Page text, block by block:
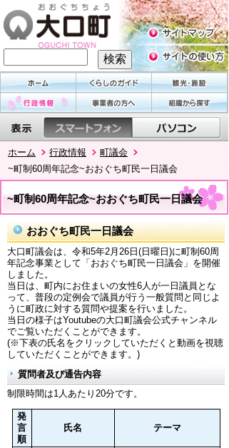
ホーム 行政情報
町議会
~町制60周年記念~おおぐち町民一日議会
~町制60周年記念~おおぐち町民一日議会
おおぐち町民一日議会
大口町議会は、令和5年2月26日(日曜日)に町制60周
年記念事業として「おおぐち町民一日議会」を開催
しました。
当日は、町内にお住まいの女性6人が一日議員とな
って、普段の定例会で議員が行う一般質問と同じよ
うに町政に対する質問や提案を行いました。
当日の様子はYoutubeの大口町議会公式チャンネル
でご覧いただくことができます。
(※下表の氏名をクリックしていただくと動画を視聴
していただくことができます。)
質問者及び通告内容
制限時間は1人あたり20分です。
発
言
順
氏名 テーマ